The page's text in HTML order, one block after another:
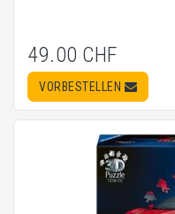
49.00 CHF
VORBESTELLEN